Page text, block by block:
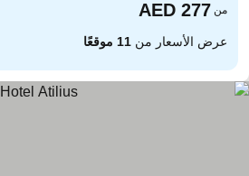
من
عرض الأسعار من11 موقعًا